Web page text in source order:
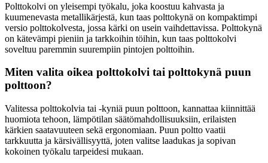
Polttokolvi on yleisempi työkalu, joka koostuu kahvasta ja
kuumenevasta metallikärjestä, kun taas polttokynä on kompaktimpi
versio polttokolvesta, jossa kärki on usein vaihdettavissa. Polttokynä
on kätevämpi pieniin ja tarkkoihin töihin, kun taas polttokolvi
soveltuu paremmin suurempiin pintojen polttoihin.
Miten valita oikea polttokolvi tai polttokynä puun
polttoon?
Valitessa polttokolvia tai -kyniä puun polttoon, kannattaa kiinnittää
huomiota tehoon, lämpötilan säätömahdollisuuksiin, erilaisten
kärkien saatavuuteen sekä ergonomiaan. Puun poltto vaatii
tarkkuutta ja kärsivällisyyttä, joten valitse laadukas ja sopivan
kokoinen työkalu tarpeidesi mukaan.